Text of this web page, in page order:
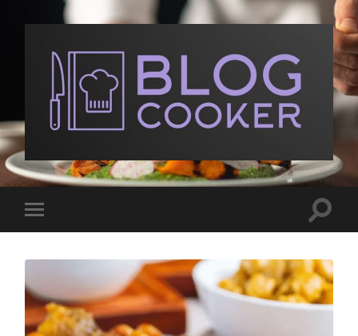
BlogCooker
mobile
Toggle